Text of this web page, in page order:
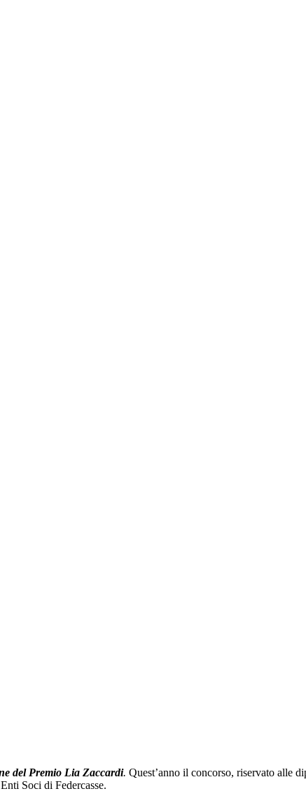
del Premio Lia Zaccardi. Quest’anno il concorso, riservato alle
Soci di Federcasse.